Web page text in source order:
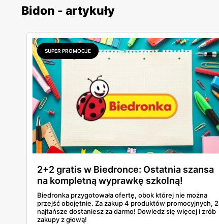
Bidon - artykuły
SUPER PROMOCJE
2+2 gratis w Biedronce: Ostatnia szansa
na kompletną wyprawkę szkolną!
Biedronka przygotowała ofertę, obok której nie można
przejść obojętnie. Za zakup 4 produktów promocyjnych, 2
najtańsze dostaniesz za darmo! Dowiedz się więcej i zrób
zakupy z głową!